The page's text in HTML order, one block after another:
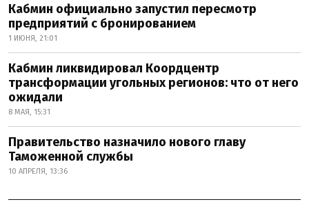
Кабмин официально запустил пересмотр
предприятий с бронированием
1 ИЮНЯ, 21:01
Кабмин ликвидировал Коордцентр
трансформации угольных регионов: что от него
ожидали
8 МАЯ, 15:31
Правительство назначило нового главу
Таможенной службы
10 АПРЕЛЯ, 13:36